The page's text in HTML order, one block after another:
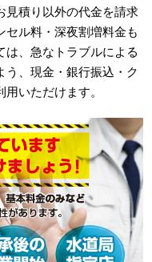
見積り以外の代金を請求
セル料・深夜割増料金も
は、急なトラブルによる
う、現金・銀行振込・ク
いただけます。